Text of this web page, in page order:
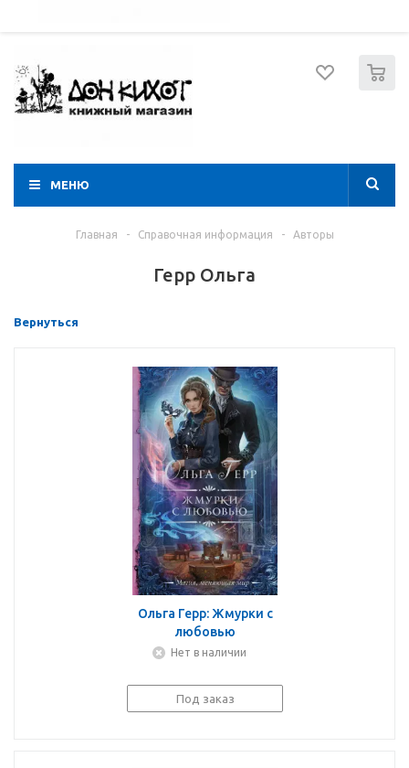
МЕНЮ
Главная - Справочная информация - Авторы
Герр Ольга
Вернуться
Ольга Герр: Жмурки с
любовью
Нет в наличии
Под заказ